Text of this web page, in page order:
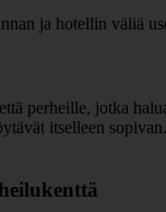
ja hotellin väliä
perheille, jotka
itselleen